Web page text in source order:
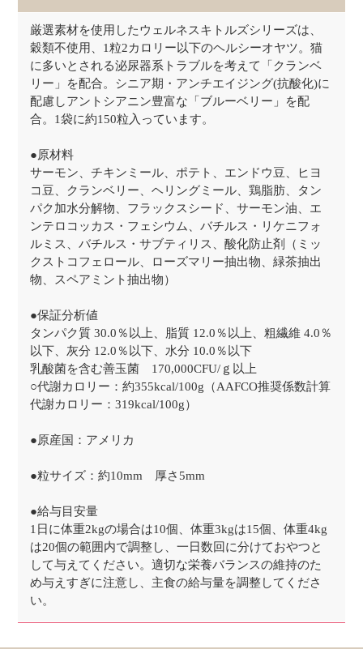
厳選素材を使用したウェルネスキトルズシリーズは、
穀類不使用、1粒2カロリー以下のヘルシーオヤツ。猫
に多いとされる泌尿器系トラブルを考えて「クランベ
リー」を配合。シニア期・アンチエイジング(抗酸化)に
配慮しアントシアニン豊富な「ブルーベリー」を配
合。1袋に約150粒入っています。
●原材料
サーモン、チキンミール、ポテト、エンドウ豆、ヒヨ
コ豆、クランベリー、ヘリングミール、鶏脂肪、タン
パク加水分解物、フラックスシード、サーモン油、エ
ンテロコッカス・フェシウム、バチルス・リケニフォ
ルミス、バチルス・サブティリス、酸化防止剤（ミッ
クストコフェロール、ローズマリー抽出物、緑茶抽出
物、スペアミント抽出物）
●保証分析値
タンパク質 30.0％以上、脂質 12.0％以上、粗繊維 4.0％
以下、灰分 12.0％以下、水分 10.0％以下
乳酸菌を含む善玉菌 170,000CFU/ｇ以上
○代謝カロリー：約355kcal/100g（AAFCO推奨係数計算
代謝カロリー：319kcal/100g）
●原産国：アメリカ
●粒サイズ：約10mm 厚さ5mm
●給与目安量
1日に体重2kgの場合は10個、体重3kgは15個、体重4kg
は20個の範囲内で調整し、一日数回に分けておやつと
して与えてください。適切な栄養バランスの維持のた
め与えすぎに注意し、主食の給与量を調整してくださ
い。